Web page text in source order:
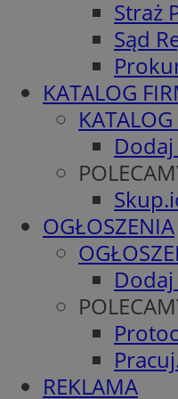
Straż
Sąd
KATALOG
OGŁOSZENIA
Dodaj
REKLAMA